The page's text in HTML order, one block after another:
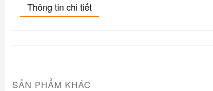
Thông tin chi tiết
SẢN PHẨM KHÁC